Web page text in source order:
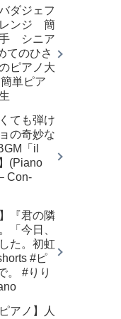
ダジェフ
レンジ 簡
シニア
てのひさ
ピアノ大
単ピア
ても弾け
の奇妙な
「il
(Piano
Con-
『君の隣
「今日、
た。初虹
#ピ
。 #りり
アノ】人